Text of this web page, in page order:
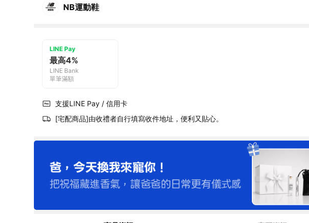
NB運動鞋
LINE Pay
最高4%
LINE Bank
單筆滿額
支援LINE Pay / 信用卡
[宅配商品]由收禮者自行填寫收件地址，便利又貼心。